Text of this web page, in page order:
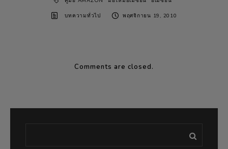
บทความทั่วไป พฤศจิกายน 19, 2010
Comments are closed.